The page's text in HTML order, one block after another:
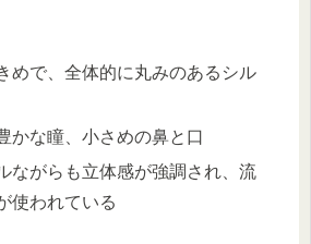
めで、全体的に丸みのあるシル
かな瞳、小さめの鼻と口
ながらも立体感が強調され、流
使われている